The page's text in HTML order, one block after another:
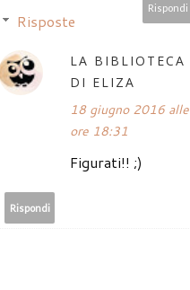
Rispondi
Risposte
LA BIBLIOTECA
DI ELIZA
18 giugno 2016 alle
ore 18:31
Figurati!! ;)
Rispondi